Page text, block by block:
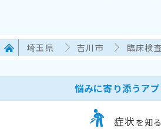
埼玉県 吉川市 臨床検
悩みに寄り添うア
症状 を知る